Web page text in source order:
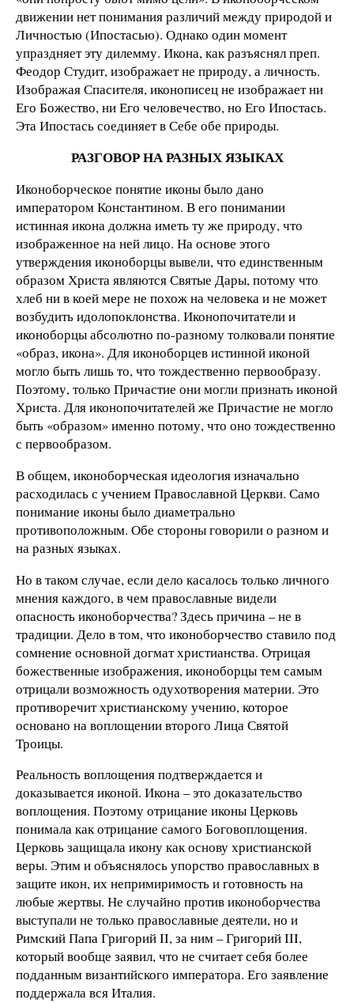
движении нет понимания различий между природой и
Личностью (Ипостасью). Однако один момент
упраздняет эту дилемму. Икона, как разъяснял преп.
Феодор Студит, изображает не природу, а личность.
Изображая Спасителя, иконописец не изображает ни
Его Божество, ни Его человечество, но Его Ипостась.
Эта Ипостась соединяет в Себе обе природы.
РАЗГОВОР НА РАЗНЫХ ЯЗЫКАХ
Иконоборческое понятие иконы было дано
императором Константином. В его понимании
истинная икона должна иметь ту же природу, что
изображенное на ней лицо. На основе этого
утверждения иконоборцы вывели, что единственным
образом Христа являются Святые Дары, потому что
хлеб ни в коей мере не похож на человека и не может
возбудить идолопоклонства. Иконопочитатели и
иконоборцы абсолютно по-разному толковали понятие
«образ, икона». Для иконоборцев истинной иконой
могло быть лишь то, что тождественно первообразу.
Поэтому, только Причастие они могли признать иконой
Христа. Для иконопочитателей же Причастие не могло
быть «образом» именно потому, что оно тождественно
с первообразом.
В общем, иконоборческая идеология изначально
расходилась с учением Православной Церкви. Само
понимание иконы было диаметрально
противоположным. Обе стороны говорили о разном и
на разных языках.
Но в таком случае, если дело касалось только личного
мнения каждого, в чем православные видели
опасность иконоборчества? Здесь причина – не в
традиции. Дело в том, что иконоборчество ставило под
сомнение основной догмат христианства. Отрицая
божественные изображения, иконоборцы тем самым
отрицали возможность одухотворения материи. Это
противоречит христианскому учению, которое
основано на воплощении второго Лица Святой
Троицы.
Реальность воплощения подтверждается и
доказывается иконой. Икона – это доказательство
воплощения. Поэтому отрицание иконы Церковь
понимала как отрицание самого Боговоплощения.
Церковь защищала икону как основу христианской
веры. Этим и объяснялось упорство православных в
защите икон, их непримиримость и готовность на
любые жертвы. Не случайно против иконоборчества
выступали не только православные деятели, но и
Римский Папа Григорий II, за ним – Григорий III,
который вообще заявил, что не считает себя более
подданным византийского императора. Его заявление
поддержала вся Италия.